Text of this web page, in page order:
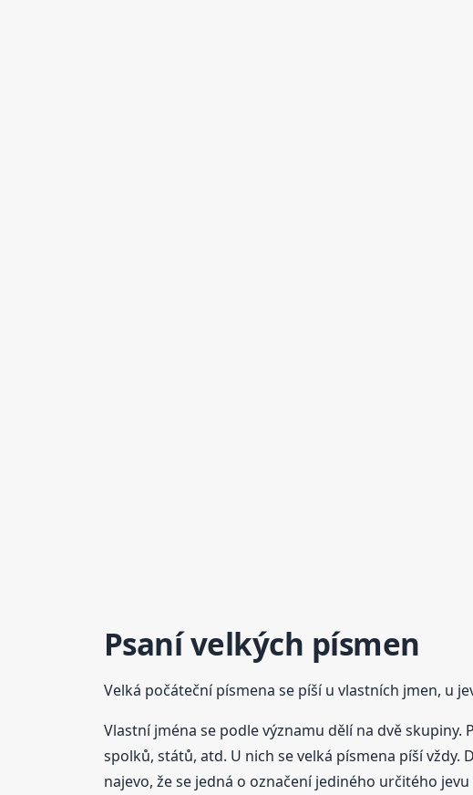
Psaní velkých písmen
Velká počáteční písmena se píší u vlastních jmen, u
Vlastní jména se podle významu dělí na dvě
spolků, států, atd. U nich se velká písmena píší
najevo, že se jedná o označení jediného určitého jevu